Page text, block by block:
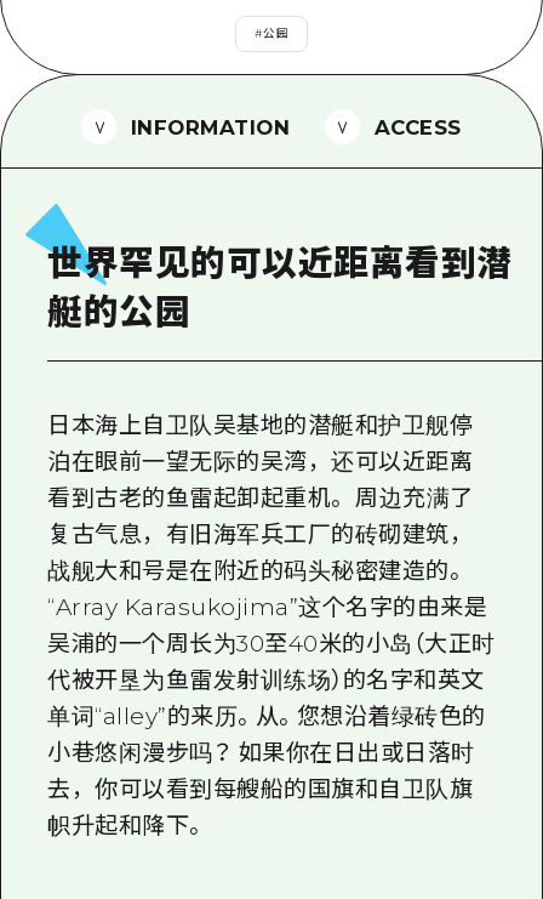
1晚2天
2晚3天
广岛免费无线上网
常见问题解答
照片下载
#公园
INFORMATION ACCESS
世界罕见的可以近距离看到潜
艇的公园
日本海上自卫队吴基地的潜艇和护卫舰停
泊在眼前一望无际的吴湾，还可以近距离
看到古老的鱼雷起卸起重机。 周边充满了
复古气息，有旧海军兵工厂的砖砌建筑，
战舰大和号是在附近的码头秘密建造的。
“Array Karasukojima”这个名字的由来是
吴浦的一个周长为30至40米的小岛（大正时
代被开垦为鱼雷发射训练场）的名字和英文
单词“alley”的来历。从。您想沿着绿砖色的
小巷悠闲漫步吗？ 如果你在日出或日落时
去，你可以看到每艘船的国旗和自卫队旗
帜升起和降下。